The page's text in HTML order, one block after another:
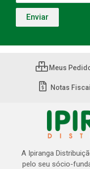
Meus
Notas
A Ipiranga
pelo seu sócio-